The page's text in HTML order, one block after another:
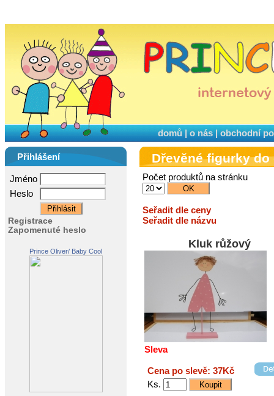
domů|o nás|obchodní
Přihlášení
Jméno
Heslo
Registrace
Zapomenuté heslo
Prince Oliver/ Baby Cool
Dřevěné figurky do
Počet produktů na stránku
Seřadit dle ceny
Seřadit dle názvu
Kluk růžový
Sleva
Cena po slevě: 37Kč
Ks.